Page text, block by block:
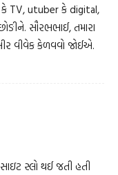
કે TV, utuber કે digital,
સૌરભભાઈ, તમારા
વીવેક કેળવવો જોઈએ.
સ્લો થઈ જતી હતી